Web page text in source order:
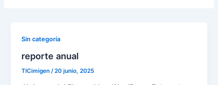
Sin categoría
reporte anual
TICimigen /20 junio, 2025